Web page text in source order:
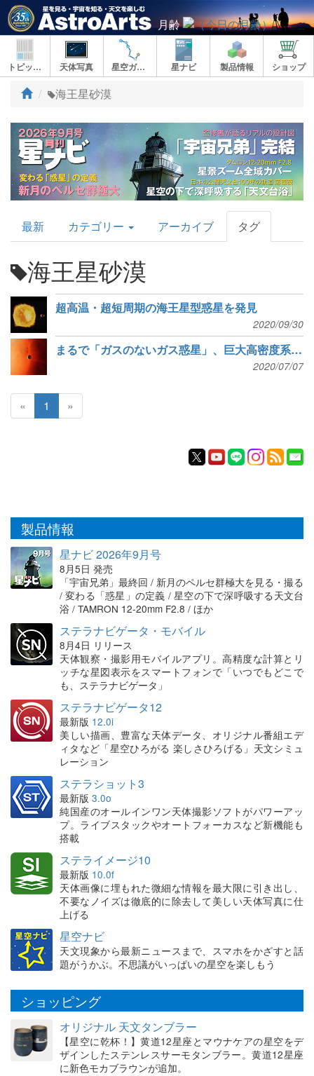
月齢
トピックス 天体写真 星空ガイド 星ナビ 製品情報 ショップ
ト
プ
海王星砂漠
AstroArts
Topics
最新 カテゴリー アーカイブ タグ
海王星砂漠
超高温・超短周期の海王星型惑星を発見
2020/09/30
まるで「ガスのないガス惑星」、巨大高密度系外惑星を発見
2020/07/07
« 1 »
製品情報
星ナビ 2026年9月号
8月5日 発売
「宇宙兄弟」最終回 / 新月のペルセ群極大を見る・撮る
/ 変わる「惑星」の定義 / 星空の下で深呼吸する天文台
浴 / TAMRON 12-20mm F2.8 / ほか
ステラナビゲータ・モバイル
8月4日 リリース
天体観察・撮影用モバイルアプリ。高精度な計算とリ
ッチな星図表示をスマートフォンで「いつでもどこで
も、ステラナビゲータ」
ステラナビゲータ12
最新版 12.0i
美しい描画、豊富な天体データ、オリジナル番組エデ
ィタなど「星空ひろがる 楽しさひろげる」天文シミュ
レーション
ステラショット3
最新版 3.0o
純国産のオールインワン天体撮影ソフトがパワーアッ
プ。ライブスタックやオートフォーカスなど新機能も
搭載
ステライメージ10
最新版 10.0f
天体画像に埋もれた微細な情報を最大限に引き出し、
不要なノイズは徹底的に除去して美しい天体写真に仕
上げる
星空ナビ
天文現象から最新ニュースまで、スマホをかざすと話
題がうかぶ。不思議がいっぱいの星空を楽しもう
ショッピング
オリジナル 天文タンブラー
【星空に乾杯！】黄道12星座とマウナケアの星空をデ
ザインしたステンレスサーモタンブラー。黄道12星座
に新色モカブラウンが追加。